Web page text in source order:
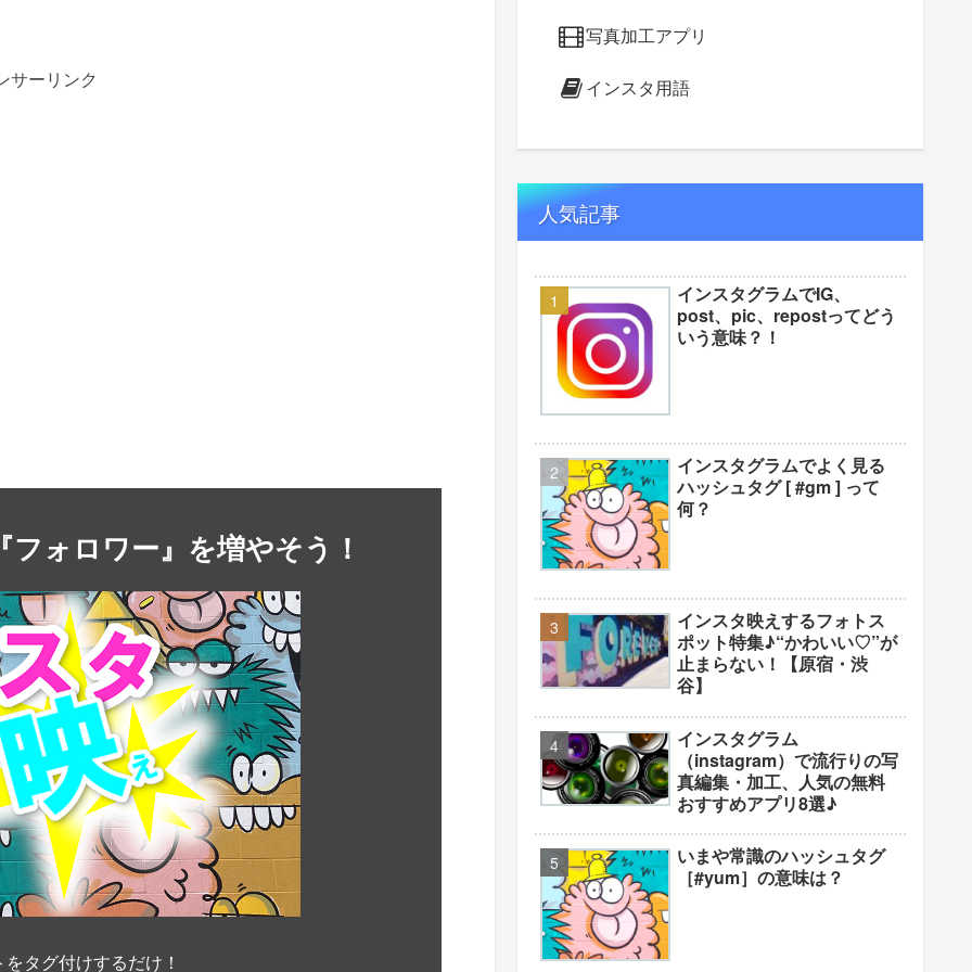
サーリンク
ォロワー』を増やそう！
タグ付けするだけ！
写真加工アプリ
インスタ用語
人気記事
インスタグラムでIG、
post、pic、repostってどう
いう意味？！
インスタグラムでよく見る
ハッシュタグ [ #gm ] って
何？
インスタ映えするフォトス
ポット特集♪“かわいい♡”が
止まらない！【原宿・渋
谷】
インスタグラム
（instagram）で流行りの写
真編集・加工、人気の無料
おすすめアプリ8選♪
いまや常識のハッシュタグ
［#yum］の意味は？